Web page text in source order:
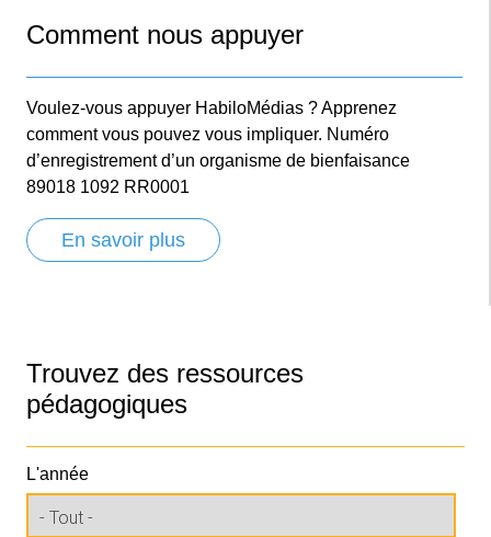
Comment nous appuyer
Voulez-vous appuyer HabiloMédias ? Apprenez
comment vous pouvez vous impliquer. Numéro
d’enregistrement d’un organisme de bienfaisance
89018 1092 RR0001
En savoir plus
Trouvez des ressources
pédagogiques
L'année